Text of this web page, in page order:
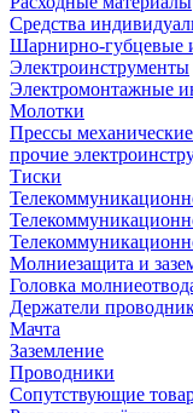
Средства
Шарнирно-губцевые
Электроинструменты
Электромонтажные
Молотки
Прессы
прочие
Тиски
Молниезащита и
Головка
Держатели
Мачта
Заземление
Проводники
Сопутствующие